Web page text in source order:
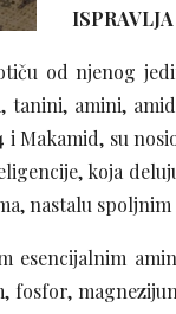
od njenog
tanini, amini,
i Makamid, su
koja
nastalu
esencijalnim
fosfor,